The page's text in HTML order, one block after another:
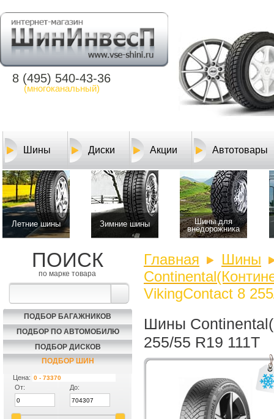
8 (495) 540-43-36
(многоканальный)
Шины Диски Акции Автотовары
Летние шины Зимние шины
Шины для
внедорожника
ПОИСК
по марке товара
ПОДБОР БАГАЖНИКОВ
ПОДБОР ПО АВТОМОБИЛЮ
ПОДБОР ДИСКОВ
ПОДБОР ШИН
Цена:
От:
До:
Главная
Шины
VikingContact 8
Шины
255/55 R19 111T